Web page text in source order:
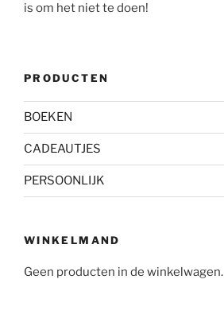
is om het niet te doen!
PRODUCTEN
BOEKEN
CADEAUTJES
PERSOONLIJK
WINKELMAND
Geen producten in de winkelwagen.